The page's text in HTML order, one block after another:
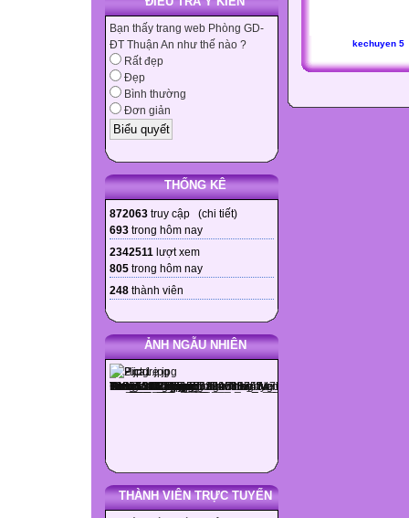
Bạn thấy trang web Phòng GD-
ĐT Thuận An như thế nào ?
Rất đẹp
Đẹp
Bình thường
Đơn giản
THỐNG KÊ
872063 truy cập (chi tiết)
693 trong hôm nay
2342511 lượt xem
805 trong hôm nay
248 thành viên
ẢNH NGẪU NHIÊN
THÀNH VIÊN TRỰC TUYẾN
kechuyen 5